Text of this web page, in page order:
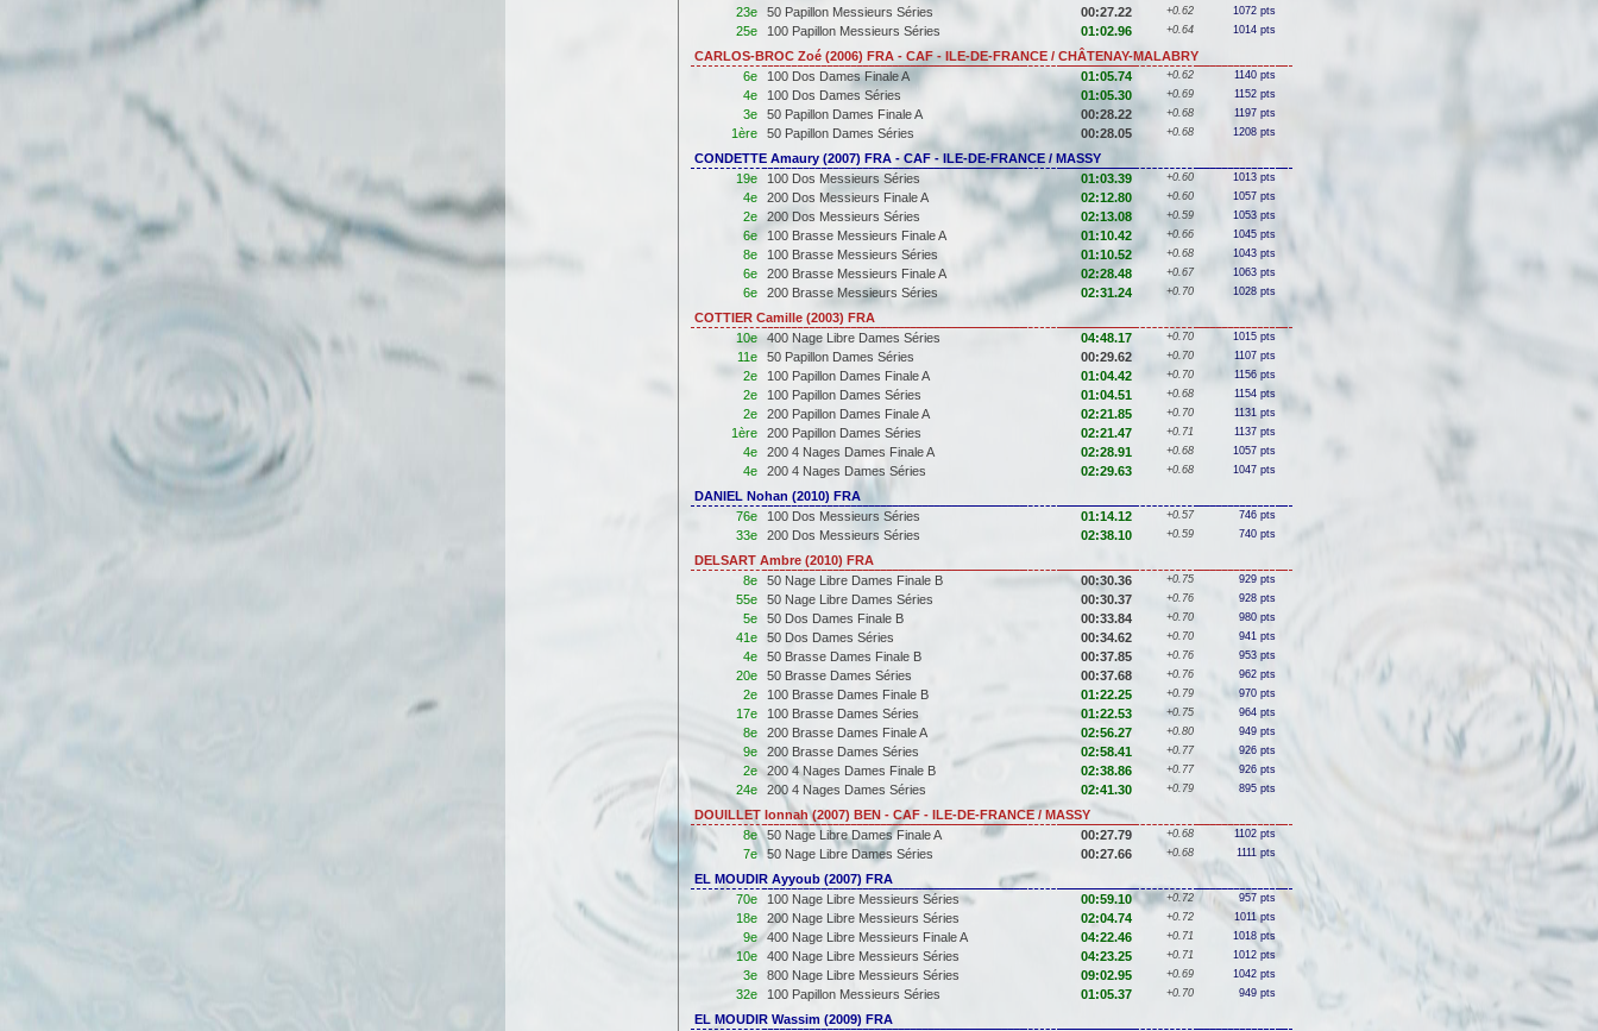
23e 50 Papillon Messieurs Séries 00:27.22 +0.62 1072 pts
25e 100 Papillon Messieurs Séries 01:02.96 +0.64 1014 pts
CARLOS-BROC Zoé (2006) FRA - CAF - ILE-DE-FRANCE / CHÂTENAY-MALABRY
6e
100 Dos Dames Finale A 01:05.74 +0.62 1140 pts
4e 100 Dos Dames Séries 01:05.30 +0.69 1152 pts
3e 50 Papillon Dames Finale A 00:28.22 +0.68 1197 pts
1ère 50 Papillon Dames Séries 00:28.05 +0.68 1208 pts
CONDETTE Amaury (2007) FRA - CAF - ILE-DE-FRANCE / MASSY
19e
100 Dos Messieurs Séries 01:03.39 +0.60 1013 pts
4e 200 Dos Messieurs Finale A 02:12.80 +0.60 1057 pts
2e 200 Dos Messieurs Séries 02:13.08 +0.59 1053 pts
6e 100 Brasse Messieurs Finale A 01:10.42 +0.66 1045 pts
8e 100 Brasse Messieurs Séries 01:10.52 +0.68 1043 pts
6e 200 Brasse Messieurs Finale A 02:28.48 +0.67 1063 pts
6e 200 Brasse Messieurs Séries 02:31.24 +0.70 1028 pts
COTTIER Camille (2003) FRA
10e
400 Nage Libre Dames Séries 04:48.17 +0.70 1015 pts
11e 50 Papillon Dames Séries 00:29.62 +0.70 1107 pts
2e 100 Papillon Dames Finale A 01:04.42 +0.70 1156 pts
2e 100 Papillon Dames Séries 01:04.51 +0.68 1154 pts
2e 200 Papillon Dames Finale A 02:21.85 +0.70 1131 pts
1ère 200 Papillon Dames Séries 02:21.47 +0.71 1137 pts
4e 200 4 Nages Dames Finale A 02:28.91 +0.68 1057 pts
4e 200 4 Nages Dames Séries 02:29.63 +0.68 1047 pts
DANIEL Nohan (2010) FRA
76e
100 Dos Messieurs Séries 01:14.12 +0.57 746 pts
33e 200 Dos Messieurs Séries 02:38.10 +0.59 740 pts
DELSART Ambre (2010) FRA
8e
50 Nage Libre Dames Finale B 00:30.36 +0.75 929 pts
55e 50 Nage Libre Dames Séries 00:30.37 +0.76 928 pts
5e 50 Dos Dames Finale B 00:33.84 +0.70 980 pts
41e 50 Dos Dames Séries 00:34.62 +0.70 941 pts
4e 50 Brasse Dames Finale B 00:37.85 +0.76 953 pts
20e 50 Brasse Dames Séries 00:37.68 +0.76 962 pts
2e 100 Brasse Dames Finale B 01:22.25 +0.79 970 pts
17e 100 Brasse Dames Séries 01:22.53 +0.75 964 pts
8e 200 Brasse Dames Finale A 02:56.27 +0.80 949 pts
9e 200 Brasse Dames Séries 02:58.41 +0.77 926 pts
2e 200 4 Nages Dames Finale B 02:38.86 +0.77 926 pts
24e 200 4 Nages Dames Séries 02:41.30 +0.79 895 pts
DOUILLET Ionnah (2007) BEN - CAF - ILE-DE-FRANCE / MASSY
8e
50 Nage Libre Dames Finale A 00:27.79 +0.68 1102 pts
7e 50 Nage Libre Dames Séries 00:27.66 +0.68 1111 pts
EL MOUDIR Ayyoub (2007) FRA
70e
100 Nage Libre Messieurs Séries 00:59.10 +0.72 957 pts
18e 200 Nage Libre Messieurs Séries 02:04.74 +0.72 1011 pts
9e 400 Nage Libre Messieurs Finale A 04:22.46 +0.71 1018 pts
10e 400 Nage Libre Messieurs Séries 04:23.25 +0.71 1012 pts
3e 800 Nage Libre Messieurs Séries 09:02.95 +0.69 1042 pts
32e 100 Papillon Messieurs Séries 01:05.37 +0.70 949 pts
EL MOUDIR Wassim (2009) FRA